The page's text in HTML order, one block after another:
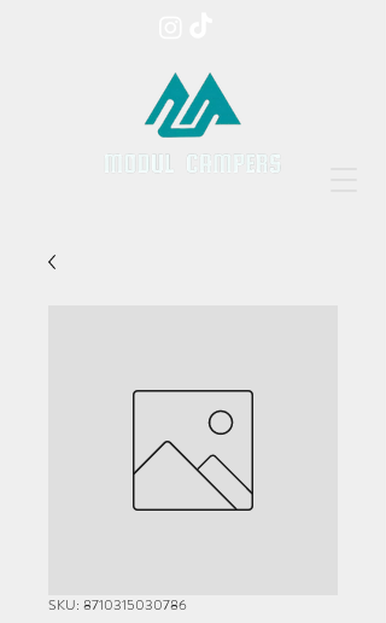
SKU: 8710315030786